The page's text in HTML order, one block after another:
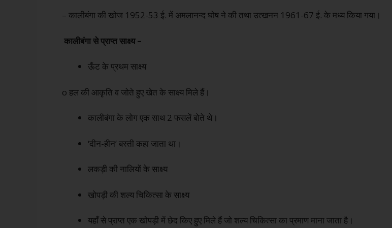
– कालीबंगा की खोज 1952-53 ई. में अमलानन्द घोष ने की तथा उत्खनन 1961-67 ई. के मध्य किया गया।
कालीबंगासेप्राप्त साक्ष्य –
ऊँट के प्रथम साक्ष्य
o हल की आकृति व जोते हुए खेत के साक्ष्य मिले हैं।
कालीबंगा के लोग एक साथ 2 फसलें बोते थे।
‘दीन-हीन’ बस्ती कहा जाता था।
लकड़ी की नालियों के साक्ष्य
खोपड़ी की शल्य चिकित्सा के साक्ष्य
यहाँ से प्राप्त एक खोपड़ी में छेद किए हुए मिले हैं जो शल्य चिकित्सा का प्रमाण माना जाता है।